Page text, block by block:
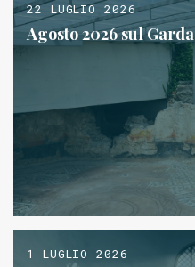
22 LUGLIO 2026
Agosto 2026 sul Garda
1 LUGLIO 2026